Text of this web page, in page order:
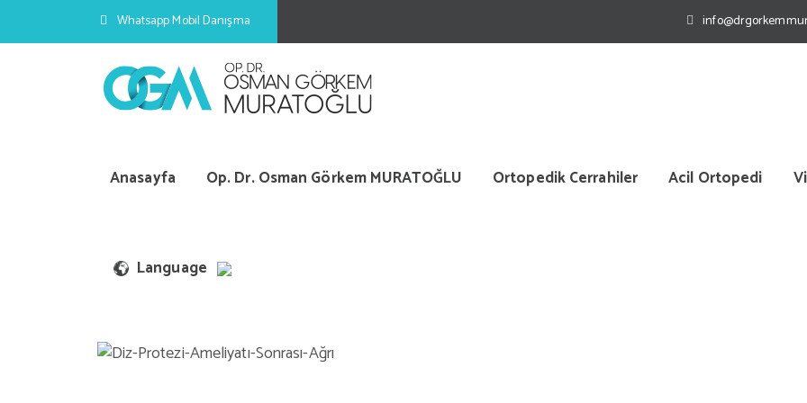
Whatsapp Mobil Danışma
Anasayfa Op. Dr. Osman Görkem MURATOĞLU Ortopedik Cerrahiler Acil Ortopedi
Language
Diz Protezi Ameliyatı Sonrası